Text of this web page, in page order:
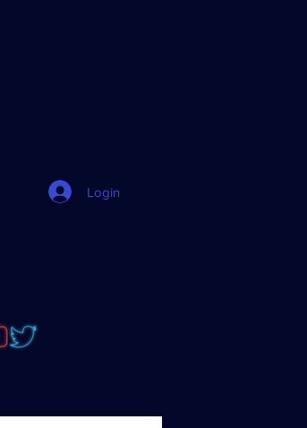
Login